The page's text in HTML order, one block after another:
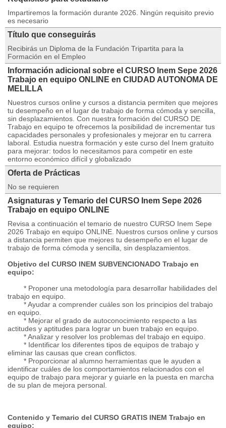
Impartiremos la formación durante 2026. Ningún requisito previo
es necesario
Título que conseguirás
Recibirás un Diploma de la Fundación Tripartita para la
Formación en el Empleo
Información adicional sobre el CURSO Inem Sepe 2026
Trabajo en equipo ONLINE en CIUDAD AUTONOMA DE
MELILLA
Nuestros cursos online y cursos a distancia permiten que mejores
tu desempeño en el lugar de trabajo de forma cómoda y sencilla,
sin desplazamientos. Con nuestra formación del CURSO DE
Trabajo en equipo te ofrecemos la posibilidad de incrementar tus
capacidades personales y profesionales y mejorar en tu carrera
laboral. Estudia nuestra formación y este curso del Inem gratuito
para mejorar: todos lo necesitamos para competir en este
entorno económico difícil y globalizado
Oferta de Prácticas
No se requieren
Asignaturas y Temario del CURSO Inem Sepe 2026
Trabajo en equipo ONLINE
Revisa a continuación el temario de nuestro CURSO Inem Sepe
2026 Trabajo en equipo ONLINE. Nuestros cursos online y cursos
a distancia permiten que mejores tu desempeño en el lugar de
trabajo de forma cómoda y sencilla, sin desplazamientos.
Objetivo del CURSO INEM SUBVENCIONADO Trabajo en
equipo:
* Proponer una metodología para desarrollar habilidades del
trabajo en equipo.
* Ayudar a comprender cuáles son los principios del trabajo
en equipo.
* Mejorar el grado de autoconocimiento respecto a las
actitudes y aptitudes para lograr un buen trabajo en equipo.
* Analizar y resolver los problemas del trabajo en equipo.
* Identificar los diferentes tipos de equipos de trabajo y
eliminar las causas que crean conflictos.
* Proporcionar al alumno herramientas que le ayuden a
identificar cuáles de los comportamientos relacionados con el
equipo de trabajo para mejorar y guiarle en la puesta en marcha
de su plan de mejora personal.
Contenido y Temario del CURSO GRATIS INEM Trabajo en
equipo: